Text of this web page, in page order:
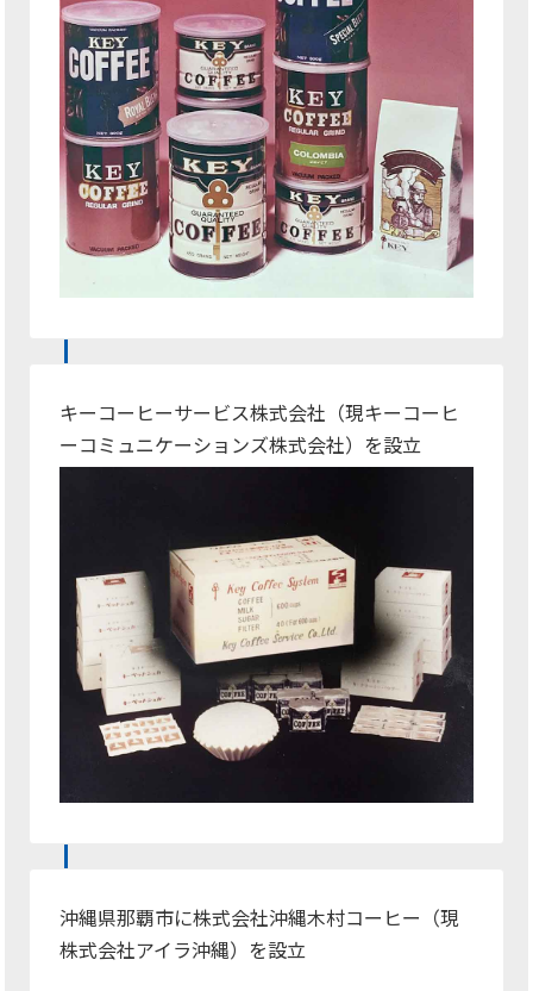
キーコーヒーサービス株式会社（現キーコーヒ
ーコミュニケーションズ株式会社）を設立
沖縄県那覇市に株式会社沖縄木村コーヒー（現
株式会社アイラ沖縄）を設立